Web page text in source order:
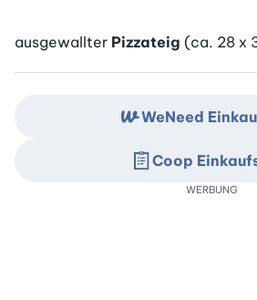
ausgewallter Pizzateig (ca. 28 x
WeNeed
Coop
WERBUNG